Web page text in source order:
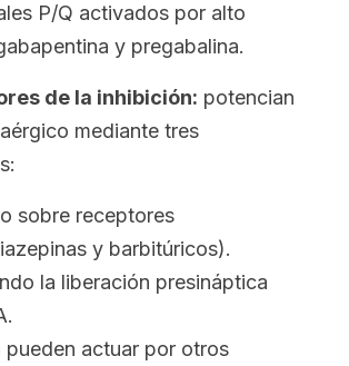
P/Q activados por alto
y pregabalina.
de la inhibición: potencian
mediante tres
sobre receptores
y barbitúricos).
la liberación presináptica
pueden actuar por otros